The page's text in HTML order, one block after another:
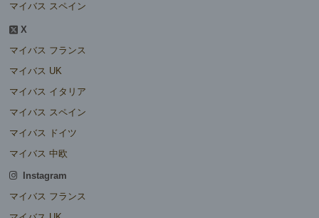
マイバス スペイン
X
マイバス フランス
マイバス UK
マイバス イタリア
マイバス スペイン
マイバス ドイツ
マイバス 中欧
Instagram
マイバス フランス